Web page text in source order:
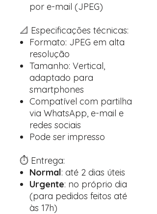
por e-mail (JPEG)
📐 Especificações técnicas:
Formato: JPEG em alta
resolução
Tamanho: Vertical,
adaptado para
smartphones
Compatível com partilha
via WhatsApp, e-mail e
redes sociais
Pode ser impresso
⏱️ Entrega:
Normal: até 2 dias úteis
Urgente: no próprio dia
(para pedidos feitos até
às 17h)